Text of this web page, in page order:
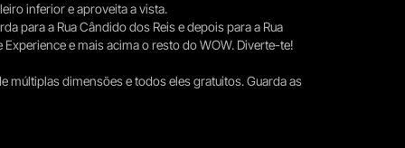
inferior e aproveita a vista.
para a Rua Cândido dos Reis e depois para a Rua
e mais acima o resto do WOW. Diverte-te!
múltiplas dimensões e todos eles gratuitos. Guarda as